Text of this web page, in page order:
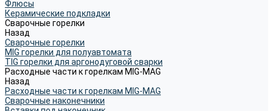
Флюсы
Керамические подкладки
Сварочные горелки
Назад
Сварочные горелки
MIG горелки для полуавтомата
TIG горелки для аргонодуговой сварки
Расходные части к горелкам MIG-MAG
Назад
Расходные части к горелкам MIG-MAG
Сварочные наконечники